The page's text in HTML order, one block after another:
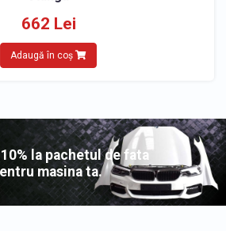
662 Lei
Adaugă în coș
la pachetul de fata
masina ta.